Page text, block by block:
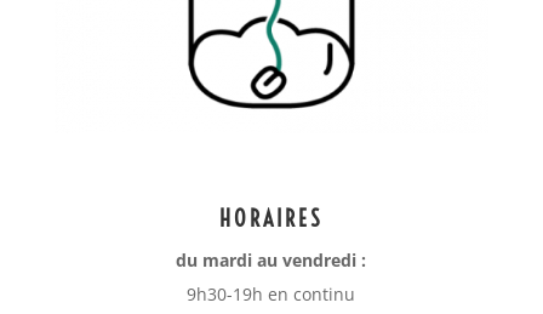
HORAIRES
du mardi au vendredi :
9h30-19h en continu